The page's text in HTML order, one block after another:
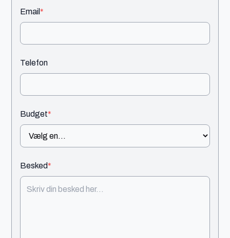
Email*
Telefon
Budget*
Besked*